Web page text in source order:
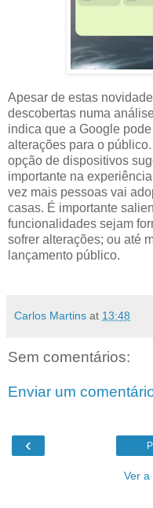
Apesar de estas
descobertas numa
indica que a Google
alterações para o
opção de dispositivos
importante na
vez mais pessoas vai
casas. É importante
funcionalidades sejam
sofrer alterações; ou até
lançamento público.
Carlos Martins at 13:48
Sem comentários:
Enviar um
‹
Ver a